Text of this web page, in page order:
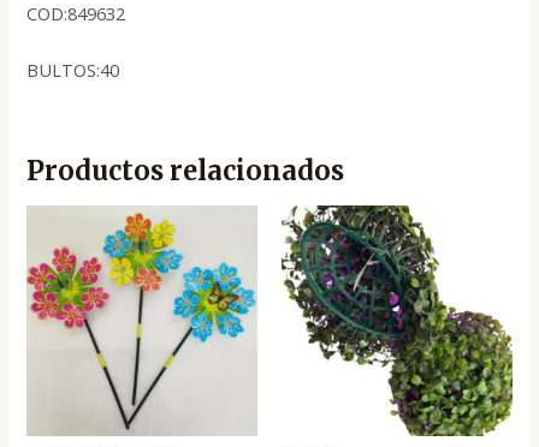
COD:849632
BULTOS:40
Productos relacionados
precio
original
era:
.
₡450
precio
actual
es:
.
₡300